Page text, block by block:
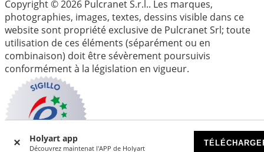
Holyart app
Découvrez maintenat l'APP de Holyart
Copyright © 2026 Pulcranet S.r.l.. Les marques,
photographies, images, textes, dessins visible dans ce
website sont propriété exclusive de Pulcranet Srl; toute
utilisation de ces éléments (séparément ou en
combinaison) doit être sévèrement poursuivis
conformément à la législation en vigueur.